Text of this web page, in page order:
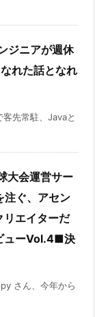
ジニアが週休
れた話となれ
先常駐、Javaと
大会運営サー
注ぐ、アセン
リエイターだ
ューVol.4■決
さん、今年から